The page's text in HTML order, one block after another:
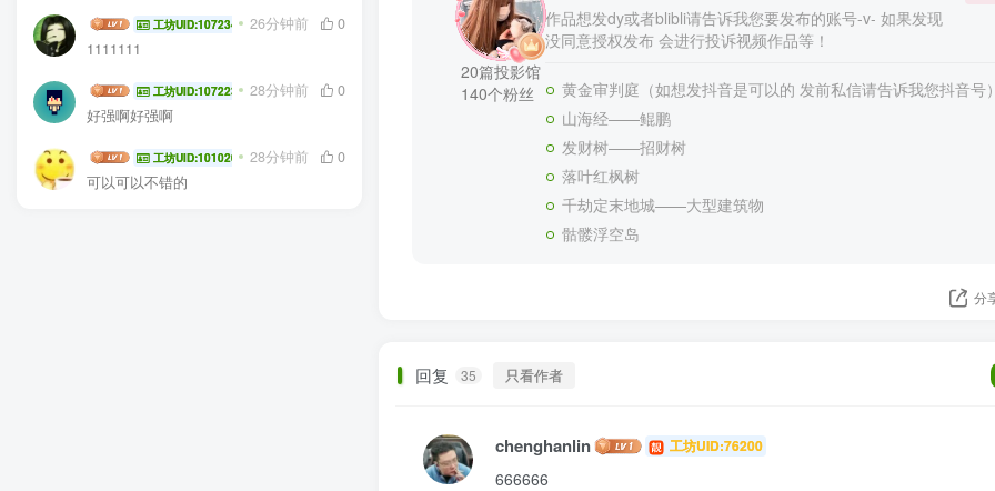
baiye88888888工坊UID:107234 26分钟前
0
1111111
Xianyu6 工坊UID:107223 28分钟前
0
好强啊好强啊
JYao 工坊UID:101020 28分钟前
0
可以可以不错的
20篇投影馆
140个粉丝
作品想发dy或者blibli请告诉我您要发布的账号-v- 如果发现
没同意授权发布 会进行投诉视频作品等！
黄金审判庭（如想发抖音是可以的 发前私信请告诉我您抖音号）
山海经——鲲鹏
发财树——招财树
落叶红枫树
千劫定末地城——大型建筑物
骷髅浮空岛
分
回复 35 只看作者
chenghanlin 工坊UID:76200
666666